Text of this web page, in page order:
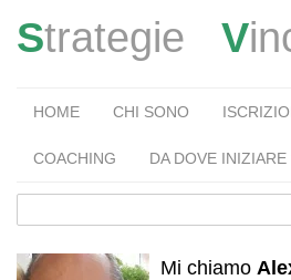
Strategie V
HOME CHI SONO
COACHING DA DOVE INIZIARE
Mi chiamo